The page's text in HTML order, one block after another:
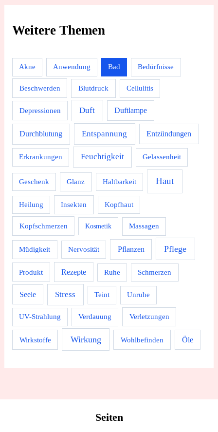
Weitere Themen
Akne Anwendung Bad Bedürfnisse
Beschwerden Blutdruck Cellulitis
Depressionen Duft Duftlampe
Durchblutung Entspannung Entzündungen
Erkrankungen Feuchtigkeit Gelassenheit
Geschenk Glanz Haltbarkeit Haut
Heilung Insekten Kopfhaut
Kopfschmerzen Kosmetik Massagen
Müdigkeit Nervosität Pflanzen Pflege
Produkt Rezepte Ruhe Schmerzen
Seele Stress Teint Unruhe
UV-Strahlung Verdauung Verletzungen
Wirkstoffe Wirkung Wohlbefinden Öle
Seiten